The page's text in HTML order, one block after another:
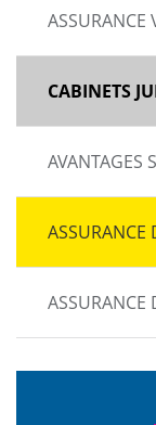
ASSURANCE
CABINETS
AVANTAGES
ASSURANCE
ASSURANCE